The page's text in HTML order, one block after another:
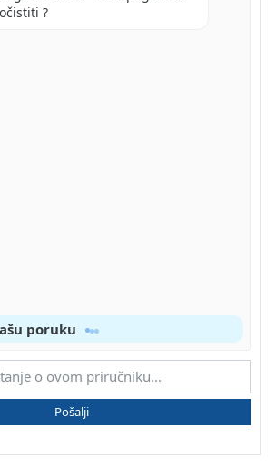
?
poruku
Pošalji